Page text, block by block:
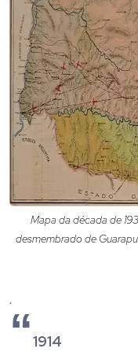
Mapa da década de
desmembrado de
.
1914